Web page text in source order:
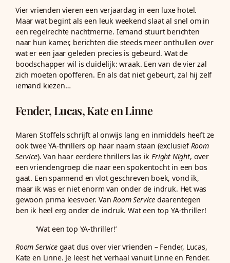
Vier vrienden vieren een verjaardag in een luxe hotel.
Maar wat begint als een leuk weekend slaat al snel om in
een regelrechte nachtmerrie. Iemand stuurt berichten
naar hun kamer, berichten die steeds meer onthullen over
wat er een jaar geleden precies is gebeurd. Wat de
boodschapper wil is duidelijk: wraak. Een van de vier zal
zich moeten opofferen. En als dat niet gebeurt, zal hij zelf
iemand kiezen…
Fender, Lucas, Kate en Linne
Maren Stoffels schrijft al onwijs lang en inmiddels heeft ze
ook twee YA-thrillers op haar naam staan (exclusiefRoom
Service). Van haar eerdere thrillers las ikFright Night, over
een vriendengroep die naar een spokentocht in een bos
gaat. Een spannend en vlot geschreven boek, vond ik,
maar ik was er niet enorm van onder de indruk. Het was
gewoon prima leesvoer. VanRoom Servicedaarentegen
ben ik heel erg onder de indruk. Wat een top YA-thriller!
‘Wat een top YA-thriller!’
Room Servicegaat dus over vier vrienden – Fender, Lucas,
Kate en Linne. Je leest het verhaal vanuit Linne en Fender.